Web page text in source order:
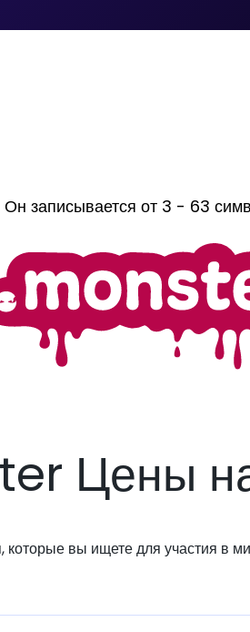
от 3 - 63
Цены
вы ищете для участия в